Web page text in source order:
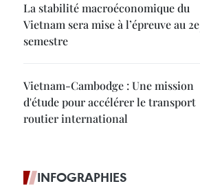
La stabilité macroéconomique du
Vietnam sera mise à l’épreuve au 2e
semestre
Vietnam-Cambodge : Une mission
d'étude pour accélérer le transport
routier international
INFOGRAPHIES